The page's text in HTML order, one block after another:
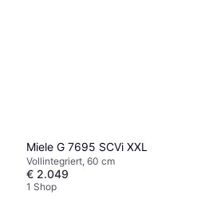
Miele G 7695 SCVi XXL
Vollintegriert, 60 cm
€ 2.049
1 Shop